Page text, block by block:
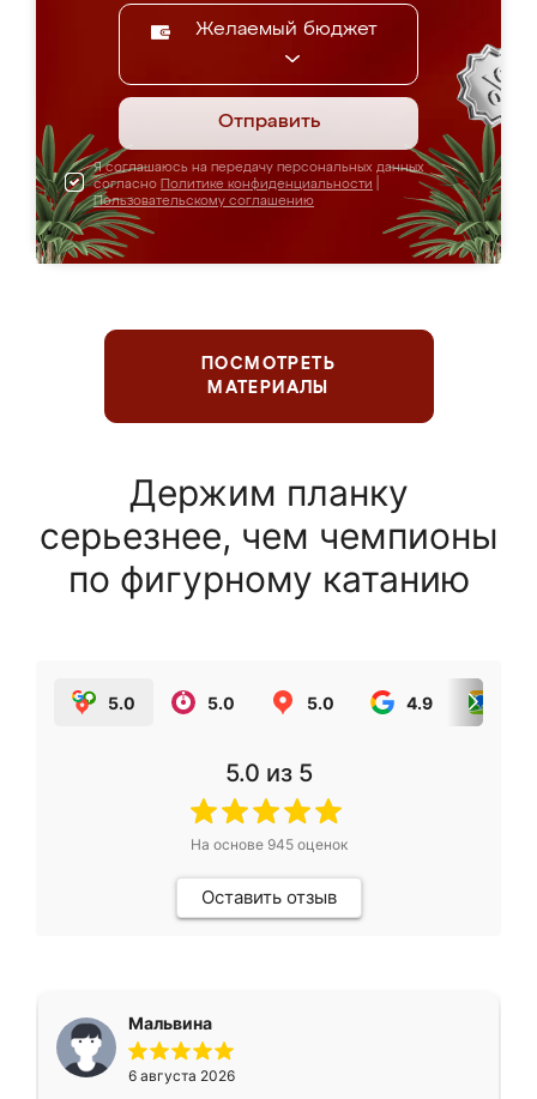
Желаемый бюджет
Отправить
Я соглашаюсь на передачу персональных данных
согласно Политике конфиденциальности
Пользовательскому соглашению
ПОСМОТРЕТЬ
МАТЕРИАЛЫ
Держим планку
серьезнее, чем чемпионы
по фигурному катанию
5.0 5.0 5.0 4.9
5.0 из 5
На основе 945оценок
Оставить отзыв
Мальвина
6 августа 2026